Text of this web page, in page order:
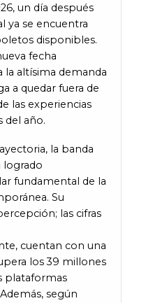
un día después
ya se encuentra
disponibles.
fecha
altísima demanda
a quedar fuera de
las experiencias
del año.
la banda
logrado
fundamental de la
Su
las cifras
cuentan con una
los 39 millones
plataformas
según